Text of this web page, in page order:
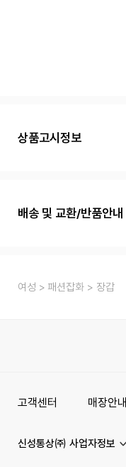
상품고시정보
배송 및 교환/반품안내
여성 패션잡화 장갑
고객센터 매장안내
신성통상㈜ 사업자정보